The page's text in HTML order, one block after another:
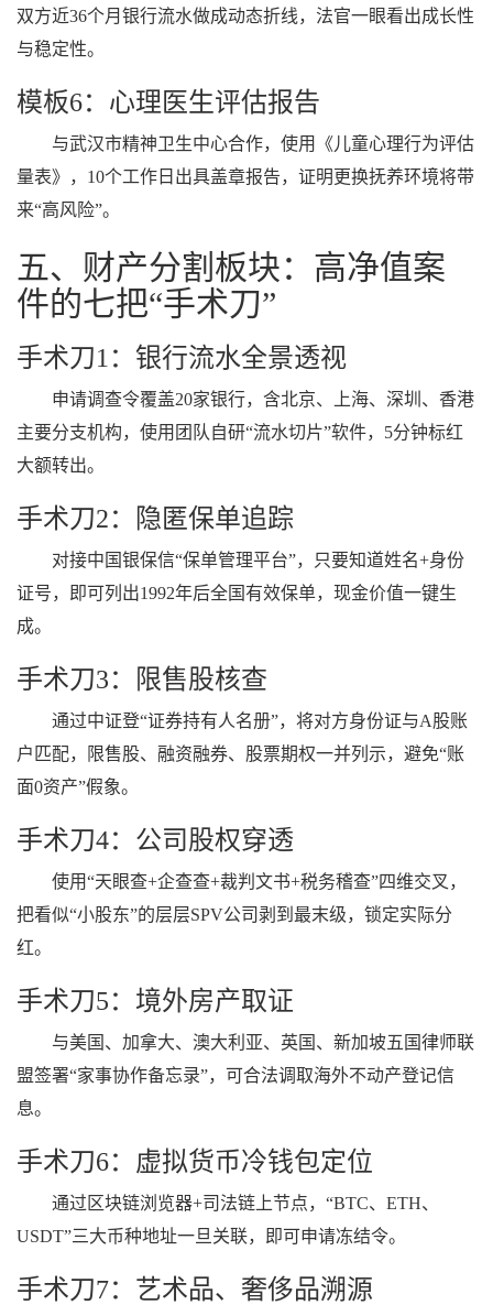
双方近36个月银行流水做成动态折线，法官一眼看出成长性
与稳定性。
模板6：心理医生评估报告
与武汉市精神卫生中心合作，使用《儿童心理行为评估
量表》，10个工作日出具盖章报告，证明更换抚养环境将带
来“高风险”。
五、财产分割板块：高净值案
件的七把“手术刀”
手术刀1：银行流水全景透视
申请调查令覆盖20家银行，含北京、上海、深圳、香港
主要分支机构，使用团队自研“流水切片”软件，5分钟标红
大额转出。
手术刀2：隐匿保单追踪
对接中国银保信“保单管理平台”，只要知道姓名+身份
证号，即可列出1992年后全国有效保单，现金价值一键生
成。
手术刀3：限售股核查
通过中证登“证券持有人名册”，将对方身份证与A股账
户匹配，限售股、融资融券、股票期权一并列示，避免“账
面0资产”假象。
手术刀4：公司股权穿透
使用“天眼查+企查查+裁判文书+税务稽查”四维交叉，
把看似“小股东”的层层SPV公司剥到最末级，锁定实际分
红。
手术刀5：境外房产取证
与美国、加拿大、澳大利亚、英国、新加坡五国律师联
盟签署“家事协作备忘录”，可合法调取海外不动产登记信
息。
手术刀6：虚拟货币冷钱包定位
通过区块链浏览器+司法链上节点，“BTC、ETH、
USDT”三大币种地址一旦关联，即可申请冻结令。
手术刀7：艺术品、奢侈品溯源